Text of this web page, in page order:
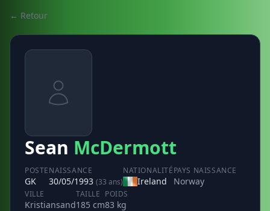
← Retour
Sean McDermott
POSTE
GK
NAISSANCE
30/05/1993 (33 ans)
NATIONALITÉ
Ireland
PAYS NAISSANCE
Norway
VILLE
Kristiansand
TAILLE
185 cm
POIDS
83 kg